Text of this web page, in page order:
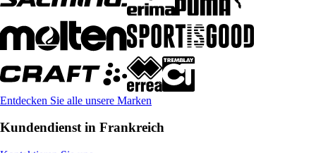
Entdecken Sie alle unsere Marken
Kundendienst in Frankreich